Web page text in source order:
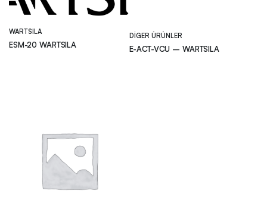
WARTSILA
ESM-20 WARTSILA
DIGER ÜRÜNLER
E-ACT-VCU – WARTSILA